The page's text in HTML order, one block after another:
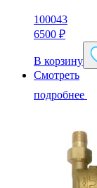
100043
6500 ₽
В корзину
Смотреть
подробнее